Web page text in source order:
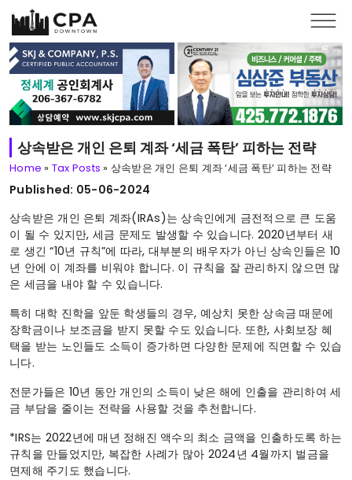
Skip to main content
상속받은 개인 은퇴 계좌 ‘세금 폭탄’ 피하는 전략
Home » Tax Posts » 상속받은 개인 은퇴 계좌 ‘세금 폭탄’ 피하는 전략
Published: 05-06-2024
상속받은 개인 은퇴 계좌(IRAs)는 상속인에게 금전적으로 큰 도움
이 될 수 있지만, 세금 문제도 발생할 수 있습니다. 2020년부터 새
로 생긴 “10년 규칙”에 따라, 대부분의 배우자가 아닌 상속인들은 10
년 안에 이 계좌를 비워야 합니다. 이 규칙을 잘 관리하지 않으면 많
은 세금을 내야 할 수 있습니다.
특히 대학 진학을 앞둔 학생들의 경우, 예상치 못한 상속금 때문에
장학금이나 보조금을 받지 못할 수도 있습니다. 또한, 사회보장 혜
택을 받는 노인들도 소득이 증가하면 다양한 문제에 직면할 수 있습
니다.
전문가들은 10년 동안 개인의 소득이 낮은 해에 인출을 관리하여 세
금 부담을 줄이는 전략을 사용할 것을 추천합니다.
*IRS는 2022년에 매년 정해진 액수의 최소 금액을 인출하도록 하는
규칙을 만들었지만, 복잡한 사례가 많아 2024년 4월까지 벌금을
면제해 주기도 했습니다.